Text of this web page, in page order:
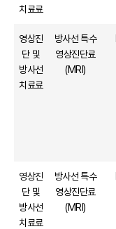
치료료
영상진
단 및
방사선
치료료
방사선 특수
영상진단료
(MRI)
영상진
단 및
방사선
치료료
방사선 특수
영상진단료
(MRI)